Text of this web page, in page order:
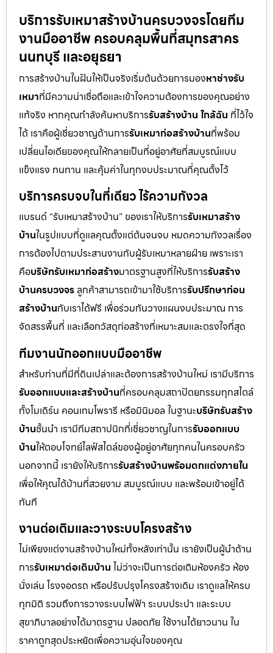
บริการรับเหมาสร้างบ้านครบวงจรโดยทีม
งานมืออาชีพ ครอบคลุมพื้นที่สมุทรสาคร
นนทบุรี และอยุธยา
การสร้างบ้านในฝันให้เป็นจริงเริ่มต้นด้วยการมองหาช่างรับ
เหมาที่มีความน่าเชื่อถือและเข้าใจความต้องการของคุณอย่าง
แท้จริง หากคุณกำลังค้นหาบริการรับสร้างบ้าน ใกล้ฉัน ที่ไว้ใจ
ได้ เราคือผู้เชี่ยวชาญด้านการรับเหมาก่อสร้างบ้านที่พร้อม
เปลี่ยนไอเดียของคุณให้กลายเป็นที่อยู่อาศัยที่สมบูรณ์แบบ
แข็งแรง ทนทาน และคุ้มค่าในทุกงบประมาณที่คุณตั้งไว้
บริการครบจบในที่เดียว ไร้ความกังวล
แบรนด์ “รับเหมาสร้างบ้าน” ของเราให้บริการรับเหมาสร้าง
บ้านในรูปแบบที่ดูแลคุณตั้งแต่ต้นจนจบ หมดความกังวลเรื่อง
การต้องไปตามประสานงานกับผู้รับเหมาหลายฝ่าย เพราะเรา
คือบริษัทรับเหมาก่อสร้างมาตรฐานสูงที่ให้บริการรับสร้าง
บ้านครบวงจร ลูกค้าสามารถเข้ามาใช้บริการรับปรึกษาก่อน
สร้างบ้านกับเราได้ฟรี เพื่อร่วมกันวางแผนงบประมาณ การ
จัดสรรพื้นที่ และเลือกวัสดุก่อสร้างที่เหมาะสมและตรงใจที่สุด
ทีมงานนักออกแบบมืออาชีพ
สำหรับท่านที่มีที่ดินเปล่าและต้องการสร้างบ้านใหม่ เรามีบริการ
รับออกแบบและสร้างบ้านที่ครอบคลุมสถาปัตยกรรมทุกสไตล์
ทั้งโมเดิร์น คอนเทมโพรารี หรือมินิมอล ในฐานะบริษัทรับสร้าง
บ้านชั้นนำ เรามีทีมสถาปนิกที่เชี่ยวชาญในการรับออกแบบ
บ้านให้ตอบโจทย์ไลฟ์สไตล์ของผู้อยู่อาศัยทุกคนในครอบครัว
นอกจากนี้ เรายังให้บริการรับสร้างบ้านพร้อมตกแต่งภายใน
เพื่อให้คุณได้บ้านที่สวยงาม สมบูรณ์แบบ และพร้อมเข้าอยู่ได้
ทันที
งานต่อเติมและวางระบบโครงสร้าง
ไม่เพียงแต่งานสร้างบ้านใหม่ทั้งหลังเท่านั้น เรายังเป็นผู้นำด้าน
การรับเหมาต่อเติมบ้าน ไม่ว่าจะเป็นการต่อเติมห้องครัว ห้อง
นั่งเล่น โรงจอดรถ หรือปรับปรุงโครงสร้างเดิม เราดูแลให้ครบ
ทุกมิติ รวมถึงการวางระบบไฟฟ้า ระบบประปา และระบบ
สุขาภิบาลอย่างได้มาตรฐาน ปลอดภัย ใช้งานได้ยาวนาน ใน
ราคาถูกสุดประหยัดเพื่อความอุ่นใจของคุณ